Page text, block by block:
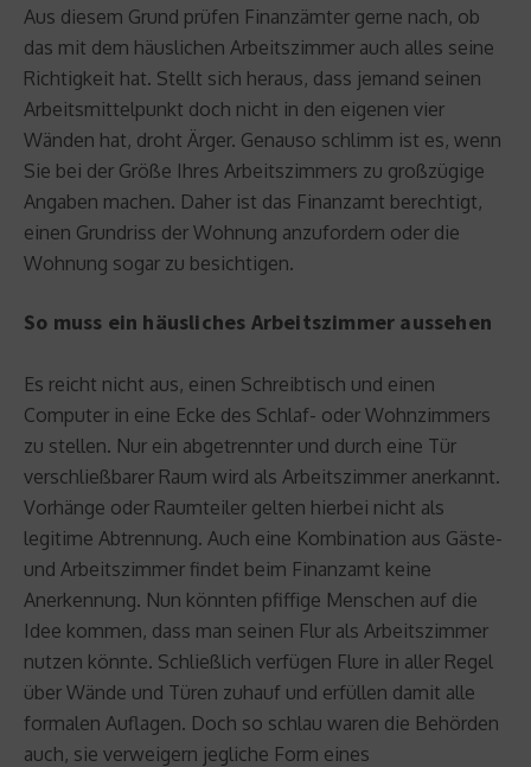
Aus diesem Grund prüfen Finanzämter gerne nach, ob
das mit dem häuslichen Arbeitszimmer auch alles seine
Richtigkeit hat. Stellt sich heraus, dass jemand seinen
Arbeitsmittelpunkt doch nicht in den eigenen vier
Wänden hat, droht Ärger. Genauso schlimm ist es, wenn
Sie bei der Größe Ihres Arbeitszimmers zu großzügige
Angaben machen. Daher ist das Finanzamt berechtigt,
einen Grundriss der Wohnung anzufordern oder die
Wohnung sogar zu besichtigen.
So muss ein häusliches Arbeitszimmer aussehen
Es reicht nicht aus, einen Schreibtisch und einen
Computer in eine Ecke des Schlaf- oder Wohnzimmers
zu stellen. Nur ein abgetrennter und durch eine Tür
verschließbarer Raum wird als Arbeitszimmer anerkannt.
Vorhänge oder Raumteiler gelten hierbei nicht als
legitime Abtrennung. Auch eine Kombination aus Gäste-
und Arbeitszimmer findet beim Finanzamt keine
Anerkennung. Nun könnten pfiffige Menschen auf die
Idee kommen, dass man seinen Flur als Arbeitszimmer
nutzen könnte. Schließlich verfügen Flure in aller Regel
über Wände und Türen zuhauf und erfüllen damit alle
formalen Auflagen. Doch so schlau waren die Behörden
auch, sie verweigern jegliche Form eines